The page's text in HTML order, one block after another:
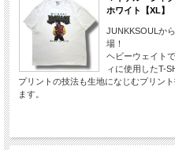
ホワイト【XL】
JUNKKSOULか
場！
ヘビーウェイト
ィに使用したT-
プリントの技法も生地になじむプリン
ます。